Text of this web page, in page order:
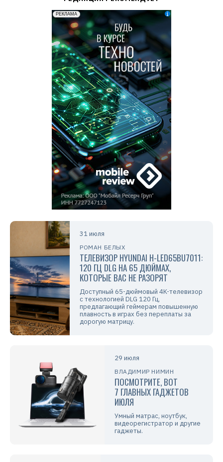
31 июля
РОМАН БЕЛЫХ
ТЕЛЕВИЗОР HYUNDAI H-LED65BU7011:
120 ГЦ DLG НА 65 ДЮЙМАХ,
КОТОРЫЕ ВАС НЕ РАЗОРЯТ
Доступный 65-дюймовый 4K-телевизор
с технологией DLG 120 Гц,
предлагающий геймерам повышенную
плавность в играх без переплаты за
дорогую матрицу.
29 июля
ВЛАДИМИР НИМИН
ПОСМОТРИТЕ, ВОТ
7 ГЛАВНЫХ ГАДЖЕТОВ
ИЮЛЯ
Умный матрас, ноутбук,
видеорегистратор и другие
гаджеты.